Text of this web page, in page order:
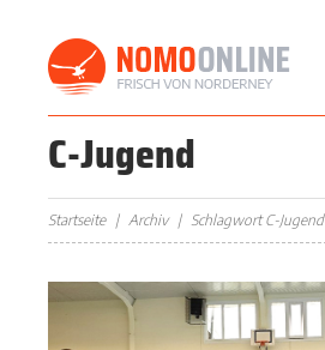
C-Jugend
Startseite Archiv Schlagwort C-Jugend